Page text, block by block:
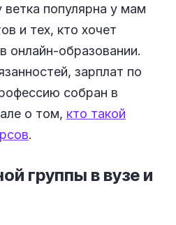
популярна у мам
и тех, кто хочет
онлайн-образовании.
зарплат по
собран в
о том, кто такой
.
группы в вузе и